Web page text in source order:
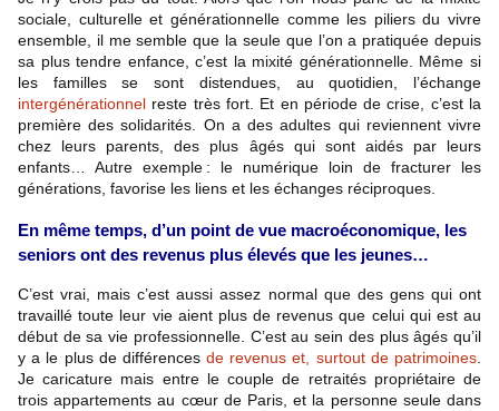
sociale, culturelle et générationnelle comme les piliers du vivre
ensemble, il me semble que la seule que l’on a pratiquée depuis
sa plus tendre enfance, c’est la mixité générationnelle. Même si
les familles se sont distendues, au quotidien, l’échange
intergénérationnel reste très fort. Et en période de crise, c’est la
première des solidarités. On a des adultes qui reviennent vivre
chez leurs parents, des plus âgés qui sont aidés par leurs
enfants… Autre exemple : le numérique loin de fracturer les
générations, favorise les liens et les échanges réciproques.
En même temps, d’un point de vue macroéconomique, les
seniors ont des revenus plus élevés que les jeunes…
C’est vrai, mais c’est aussi assez normal que des gens qui ont
travaillé toute leur vie aient plus de revenus que celui qui est au
début de sa vie professionnelle. C’est au sein des plus âgés qu’il
y a le plus de différencesde revenus et, surtout de patrimoines.
Je caricature mais entre le couple de retraités propriétaire de
trois appartements au cœur de Paris, et la personne seule dans